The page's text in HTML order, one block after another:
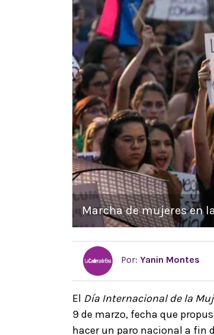
Marcha de mujeres en
Por: Yanin Montes
El Día Internacional de la
9 de marzo, fecha que
hacer un paro nacional a fin